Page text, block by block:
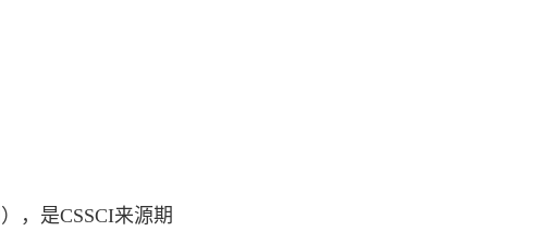
，是CSSCI来源期